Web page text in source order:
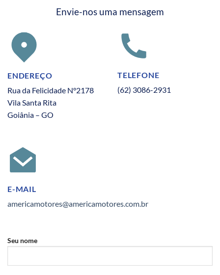
Envie-nos uma mensagem
ENDEREÇO
Rua da Felicidade N°2178
Vila Santa Rita
Goiânia – GO
TELEFONE
(62) 3086-2931
E-MAIL
americamotores@americamotores.com.br
Seu nome